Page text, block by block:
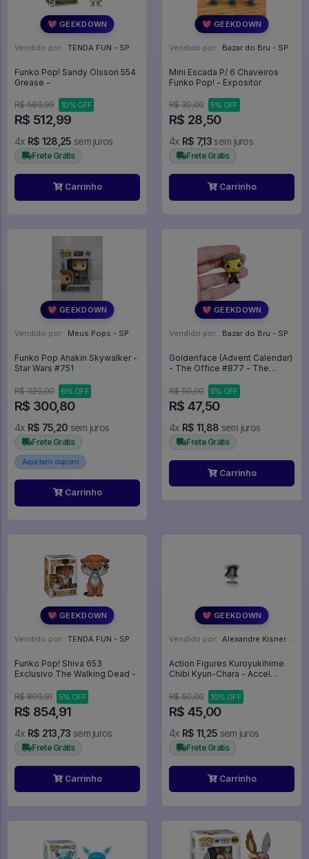
💖 GEEKDOWN
Vendido por: TENDA FUN - SP
Funko Pop! Sandy Olsson 554
Grease -
R$ 569,99 10% OFF
R$ 512,99
4x R$ 128,25 sem juros
Frete Grátis
Carrinho
💖 GEEKDOWN
Vendido por: Bazar do Bru - SP
Mini Escada P/ 6 Chaveiros
Funko Pop! - Expositor
R$ 30,00 5% OFF
R$ 28,50
4x R$ 7,13 sem juros
Frete Grátis
Carrinho
💖 GEEKDOWN
Vendido por: Meus Pops - SP
Funko Pop Anakin Skywalker -
Star Wars #751
R$ 320,00 6% OFF
R$ 300,80
4x R$ 75,20 sem juros
Frete Grátis
Aqui tem cupom
Carrinho
💖 GEEKDOWN
Vendido por: Bazar do Bru - SP
Goldenface (Advent Calendar)
- The Office #877 - The
R$ 50,00
5% OFF
R$ 47,50
4x R$ 11,88 sem juros
Frete Grátis
Carrinho
💖 GEEKDOWN
Vendido por: TENDA FUN - SP
Funko Pop! Shiva 653
Exclusivo The Walking Dead -
R$ 899,91 5% OFF
R$ 854,91
4x R$ 213,73 sem juros
Frete Grátis
Carrinho
💖 GEEKDOWN
Vendido por: Alexandre Kisner - PR
Action Figures Kuroyukihime
Chibi Kyun-Chara - Accel
R$ 50,00
10% OFF
R$ 45,00
4x R$ 11,25 sem juros
Frete Grátis
Carrinho